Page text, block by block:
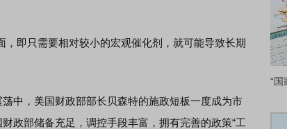
即只需要相对较小的宏观催化剂，就可能导致长期
，美国财政部部长贝森特的施政短板一度成为市
政部储备充足，调控手段丰富，拥有完善的政策“工
“国